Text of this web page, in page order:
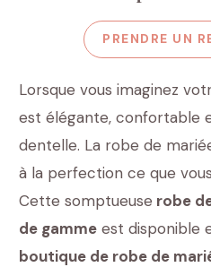
PRENDRE UN
Lorsque vous imaginez
est élégante, confortable
dentelle. La robe de
à la perfection ce que
Cette somptueuse robe
de gamme est disponible
boutique de robe de